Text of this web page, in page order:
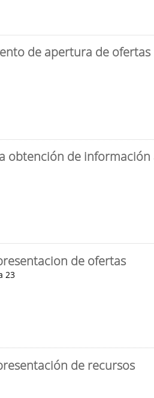
de apertura de ofertas
obtención de
de ofertas
23
de recursos